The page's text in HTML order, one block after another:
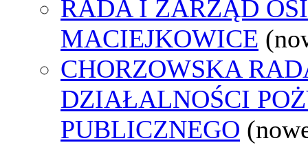
RADA I ZARZĄD
MACIEJKOWICE
CHORZOWSKA
DZIAŁALNOŚCI
PUBLICZNEGO